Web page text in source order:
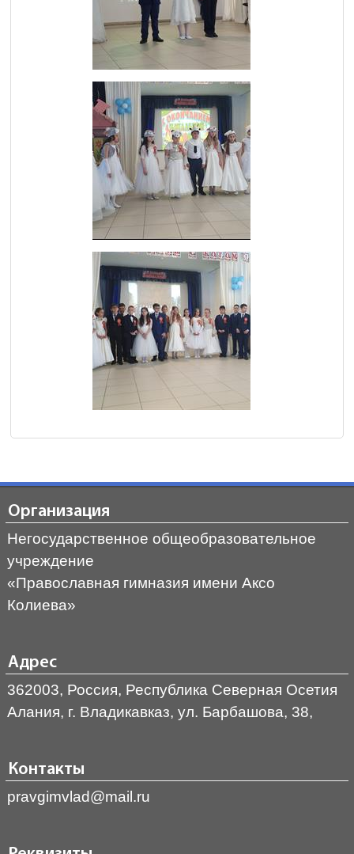
Организация
Негосударственное общеобразовательное
учреждение
«Православная гимназия имени Аксо
Колиева»
Адрес
362003, Россия, Республика Северная Осетия
Алания, г. Владикавказ, ул. Барбашова, 38,
Контакты
pravgimvlad@mail.ru